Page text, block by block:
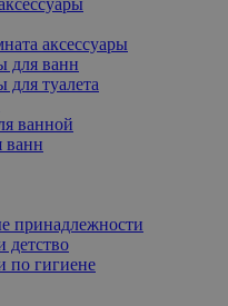
аксессуары
для ванн
для туалета
ванной
принадлежности
детство
по гигиене